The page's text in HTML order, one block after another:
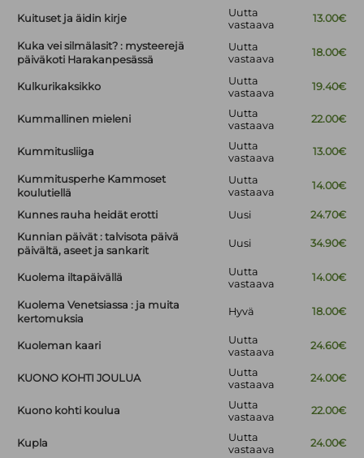
Kuituset ja äidin kirje
Uutta
vastaava
13.00€
Kuka vei silmälasit? : mysteerejä
päiväkoti Harakanpesässä
Uutta
vastaava
18.00€
Kulkurikaksikko
Uutta
vastaava
19.40€
Kummallinen mieleni
Uutta
vastaava
22.00€
Kummitusliiga
Uutta
vastaava
13.00€
Kummitusperhe Kammoset
koulutiellä
Uutta
vastaava
14.00€
Kunnes rauha heidät erotti Uusi
24.70€
Kunnian päivät : talvisota päivä
päivältä, aseet ja sankarit
Uusi 34.90€
Kuolema iltapäivällä
Uutta
vastaava
14.00€
Kuolema Venetsiassa : ja muita
kertomuksia
Hyvä 18.00€
Kuoleman kaari
Uutta
vastaava
24.60€
KUONO KOHTI JOULUA
Uutta
vastaava
24.00€
Kuono kohti koulua
Uutta
vastaava
22.00€
Kupla
Uutta
vastaava
24.00€